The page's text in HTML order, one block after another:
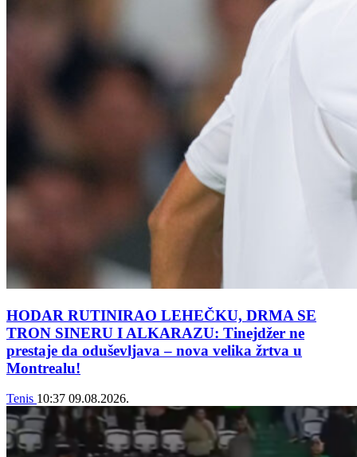
HODAR RUTINIRAO LEHEČKU, DRMA SE
TRON SINERU I ALKARAZU: Tinejdžer ne
prestaje da oduševljava – nova velika žrtva u
Montrealu!
Tenis 10:37 09.08.2026.